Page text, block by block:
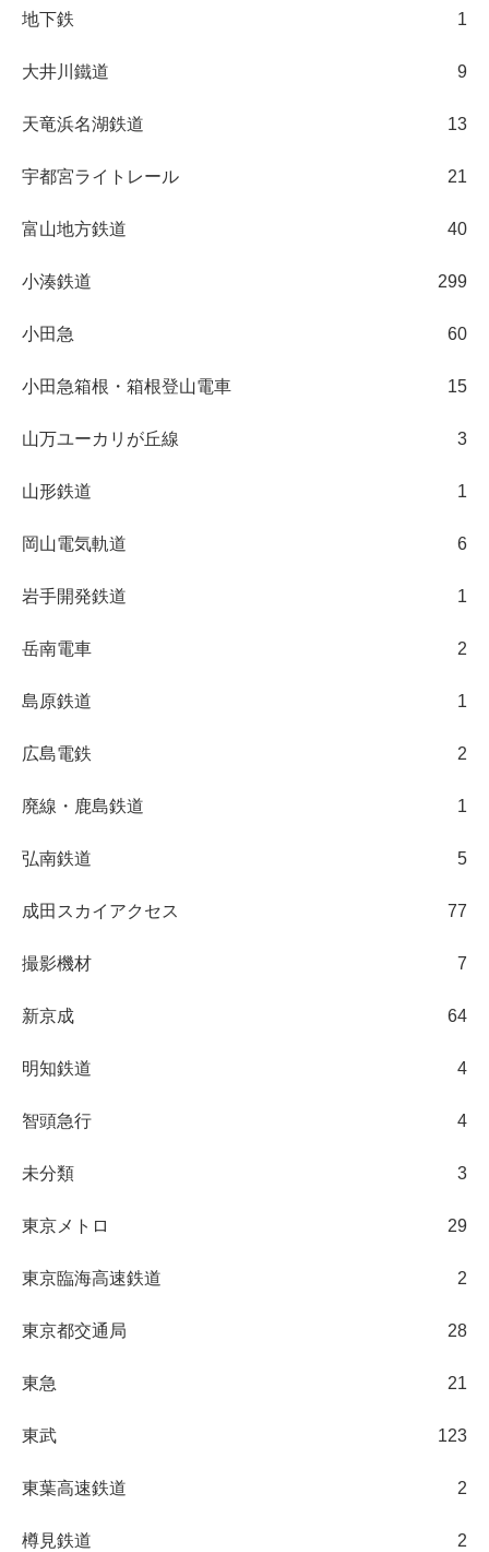
地下鉄 1
大井川鐵道 9
天竜浜名湖鉄道 13
宇都宮ライトレール 21
富山地方鉄道 40
小湊鉄道 299
小田急 60
小田急箱根・箱根登山電車 15
山万ユーカリが丘線 3
山形鉄道 1
岡山電気軌道 6
岩手開発鉄道 1
岳南電車 2
島原鉄道 1
広島電鉄 2
廃線・鹿島鉄道 1
弘南鉄道 5
成田スカイアクセス 77
撮影機材 7
新京成 64
明知鉄道 4
智頭急行 4
未分類 3
東京メトロ 29
東京臨海高速鉄道 2
東京都交通局 28
東急 21
東武 123
東葉高速鉄道 2
樽見鉄道 2